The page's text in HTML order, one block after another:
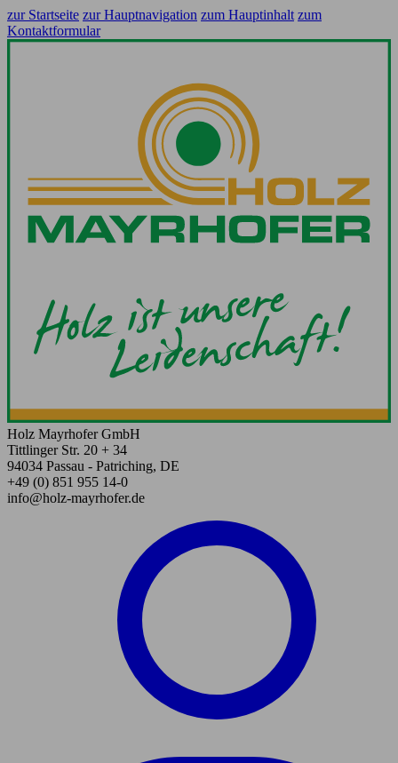
zur Startseite zur Hauptnavigation zum Hauptinhalt zum
Kontaktformular
Holz Mayrhofer GmbH
Tittlinger Str. 20 + 34
94034 Passau - Patriching, DE
+49 (0) 851 955 14-0
info@holz-mayrhofer.de